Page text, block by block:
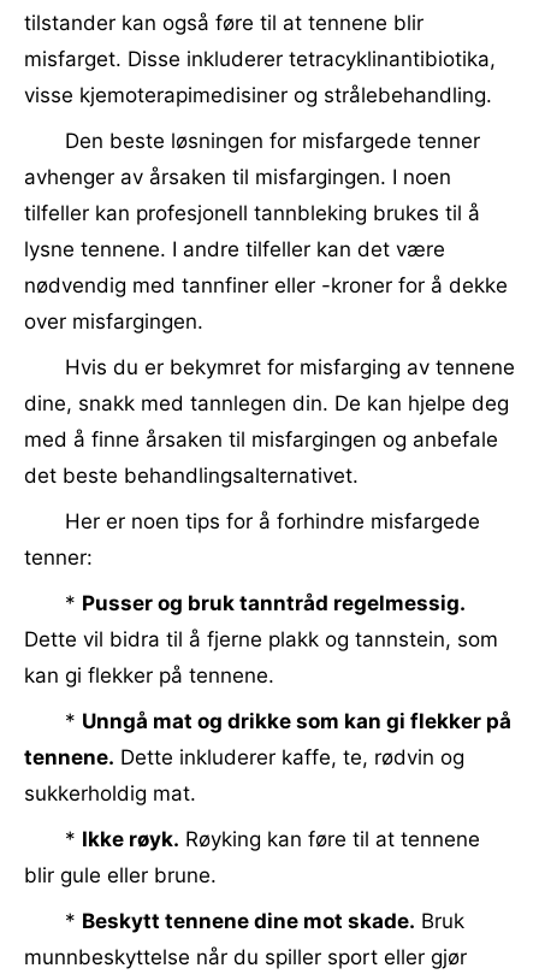
tilstander kan også føre til at tennene blir
misfarget. Disse inkluderer tetracyklinantibiotika,
visse kjemoterapimedisiner og strålebehandling.
Den beste løsningen for misfargede tenner
avhenger av årsaken til misfargingen. I noen
tilfeller kan profesjonell tannbleking brukes til å
lysne tennene. I andre tilfeller kan det være
nødvendig med tannfiner eller -kroner for å dekke
over misfargingen.
Hvis du er bekymret for misfarging av tennene
dine, snakk med tannlegen din. De kan hjelpe deg
med å finne årsaken til misfargingen og anbefale
det beste behandlingsalternativet.
Her er noen tips for å forhindre misfargede
tenner:
* Pusser og bruk tanntråd regelmessig.
Dette vil bidra til å fjerne plakk og tannstein, som
kan gi flekker på tennene.
* Unngå mat og drikke som kan gi flekker på
tennene. Dette inkluderer kaffe, te, rødvin og
sukkerholdig mat.
* Ikke røyk. Røyking kan føre til at tennene
blir gule eller brune.
* Beskytt tennene dine mot skade. Bruk
munnbeskyttelse når du spiller sport eller gjør